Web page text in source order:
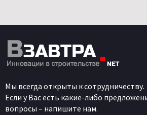
Мы всегда открыты к сотрудничеству.
Если у Вас есть какие-либо
вопросы – напишите нам.